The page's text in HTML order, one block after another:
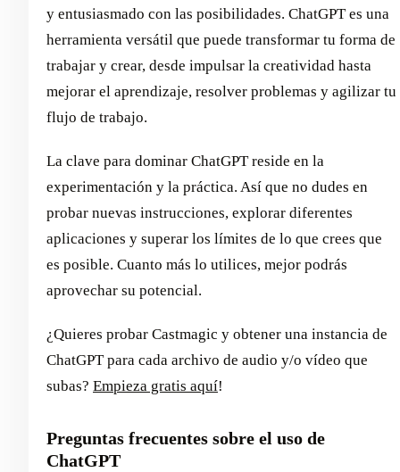
y entusiasmado con las posibilidades. ChatGPT es una
herramienta versátil que puede transformar tu forma de
trabajar y crear, desde impulsar la creatividad hasta
mejorar el aprendizaje, resolver problemas y agilizar tu
flujo de trabajo.
La clave para dominar ChatGPT reside en la
experimentación y la práctica. Así que no dudes en
probar nuevas instrucciones, explorar diferentes
aplicaciones y superar los límites de lo que crees que
es posible. Cuanto más lo utilices, mejor podrás
aprovechar su potencial.
¿Quieres probar Castmagic y obtener una instancia de
ChatGPT para cada archivo de audio y/o vídeo que
subas? Empieza gratis aquí!
Preguntas frecuentes sobre el uso de
ChatGPT